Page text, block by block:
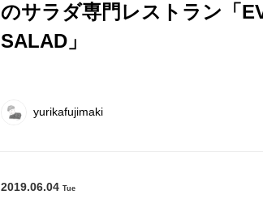
のサラダ専門レストラン「
SALAD」
yurikafujimaki
2019.06.04 Tue